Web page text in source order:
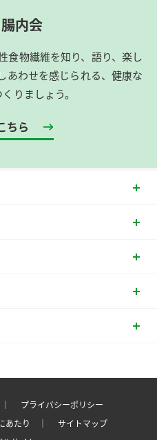
内会
食物繊維を知り、語り、楽し
あわせを感じられる、健康な
りましょう。
ちら
｜
プライバシーポリシー
にあたり ｜
サイトマップ